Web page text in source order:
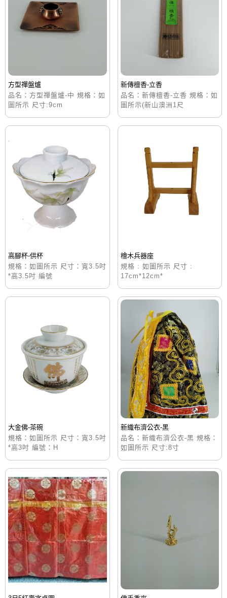
方型禪盤爐
品名：方型禪盤爐-中 規格：如
圖所示 尺寸:9cm
新傳檀香-立香
品名：新傳檀香-立香 規格：如
圖所示(新山澳洲1尺
高腳杯-供杯
規格：如圖所示 尺寸：寬3.5吋
*高3.5吋 編號
檜木兵器座
規格 : 如圖所示 尺寸 :
17cm*12cm*
大金佛-茶碗
規格：如圖所示 尺寸：寬3.5吋
*高3吋 編號：H
新織布濟公衣-黑
品名：新織布濟公衣-黑 規格：
如圖所示 尺寸:8寸